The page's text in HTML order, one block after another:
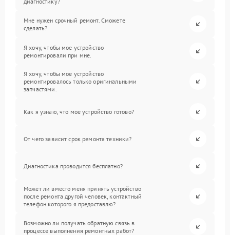
Мне нужен срочный ремонт. Сможете
сделать?
Я хочу, чтобы мое устройство
ремонтировали при мне.
Я хочу, чтобы мое устройство
ремонтировалось только оригинальными
запчастями.
Как я узнаю, что мое устройство готово?
От чего зависит срок ремонта техники?
Диагностика проводится бесплатно?
Может ли вместо меня принять устройство
после ремонта другой человек, контактный
телефон которого я предоставлю?
Возможно ли получать обратную связь в
процессе выполнения ремонтных работ?